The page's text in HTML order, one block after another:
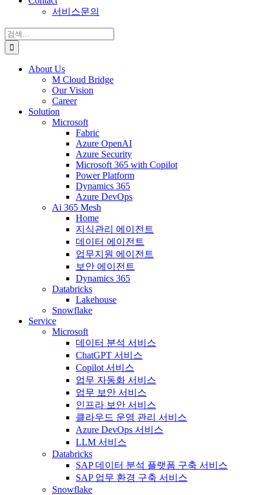
서비스문의
검
색:
About Us
M Cloud Bridge
Our Vision
Career
Solution
Microsoft
Fabric
Azure OpenAI
Azure Security
Microsoft 365 with Copilot
Power Platform
Dynamics 365
Azure DevOps
Ai 365 Mesh
Home
지식관리 에이전트
데이터 에이전트
업무지원 에이전트
보안 에이전트
Dynamics 365
Databricks
Lakehouse
Snowflake
Service
Microsoft
데이터 분석 서비스
ChatGPT 서비스
Copilot 서비스
업무 자동화 서비스
업무 보안 서비스
인프라 보안 서비스
클라우드 운영 관리 서비스
Azure DevOps 서비스
LLM 서비스
Databricks
SAP 데이터 분석 플랫폼 구축 서비스
SAP 업무 환경 구축 서비스
Snowflake